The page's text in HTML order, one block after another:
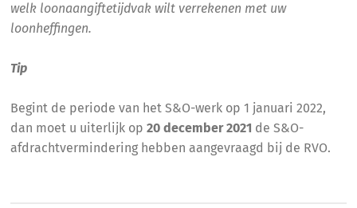
welk loonaangiftetijdvak wilt verrekenen met uw
loonheffingen.
Tip
Begint de periode van het S&O-werk op 1 januari 2022,
dan moet u uiterlijk op20 december 2021 de S&O-
afdrachtvermindering hebben aangevraagd bij de RVO.